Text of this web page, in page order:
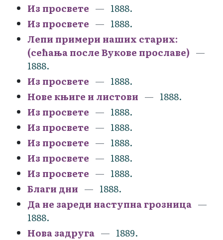
Из просвете
1888.
Из просвете
1888.
Лепи примери наших старих:
(сећања после Вукове прославе)
1888.
Из просвете
1888.
Нове књиге и листови
1888.
Из просвете
1888.
Из просвете
1888.
Из просвете
1888.
Из просвете
1888.
Из просвете
1888.
Благи дни
1888.
Да не зареди наступна грозница
1888.
Нова задруга
1889.